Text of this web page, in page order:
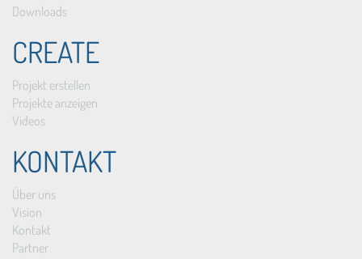
Downloads
CREATE
Projekt erstellen
Projekte anzeigen
Videos
KONTAKT
Über uns
Vision
Kontakt
Partner